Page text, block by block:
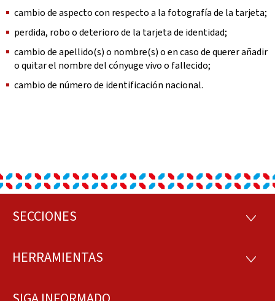
cambio de aspecto con respecto a la fotografía de la tarjeta;
perdida, robo o deterioro de la tarjeta de identidad;
cambio de apellido(s) o nombre(s) o en caso de querer añadir
o quitar el nombre del cónyuge vivo o fallecido;
cambio de número de identificación nacional.
Pie
página
SECCIONES
HERRAMIENTAS